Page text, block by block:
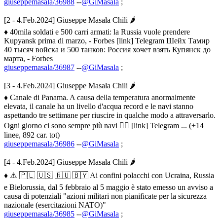
giuseppemasala/36988 --@GiMasala ;
[2 - 4.Feb.2024] Giuseppe Masala Chili 🌶
♦ 40mila soldati e 500 carri armati: la Russia vuole prendere
Kupyansk prima di marzo, - Forbes [link] Telegram Шейх Тамир
40 тысяч войска и 500 танков: Россия хочет взять Купянск до
марта, - Forbes
giuseppemasala/36987 --@GiMasala ;
[3 - 4.Feb.2024] Giuseppe Masala Chili 🌶
♦ Canale di Panama. A causa della temperatura anormalmente
elevata, il canale ha un livello d'acqua record e le navi stanno
aspettando tre settimane per riuscire in qualche modo a attraversarlo.
Ogni giorno ci sono sempre più navi 🤦‍♀️ [link] Telegram ... (+14
linee, 892 car. tot)
giuseppemasala/36986 --@GiMasala ;
[4 - 4.Feb.2024] Giuseppe Masala Chili 🌶
♦ ⚠️ 🇵🇱 🇺🇸 🇷🇺 🇧🇾 Ai confini polacchi con Ucraina, Russia
e Bielorussia, dal 5 febbraio al 5 maggio è stato emesso un avviso a
causa di potenziali "azioni militari non pianificate per la sicurezza
nazionale (esercitazioni NATO)"
giuseppemasala/36985 --@GiMasala ;